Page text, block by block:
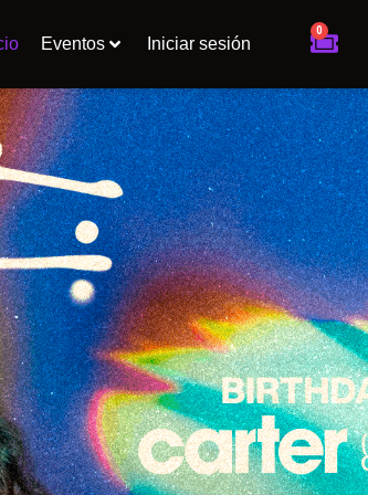
Eventos Iniciar sesión
0
Cart